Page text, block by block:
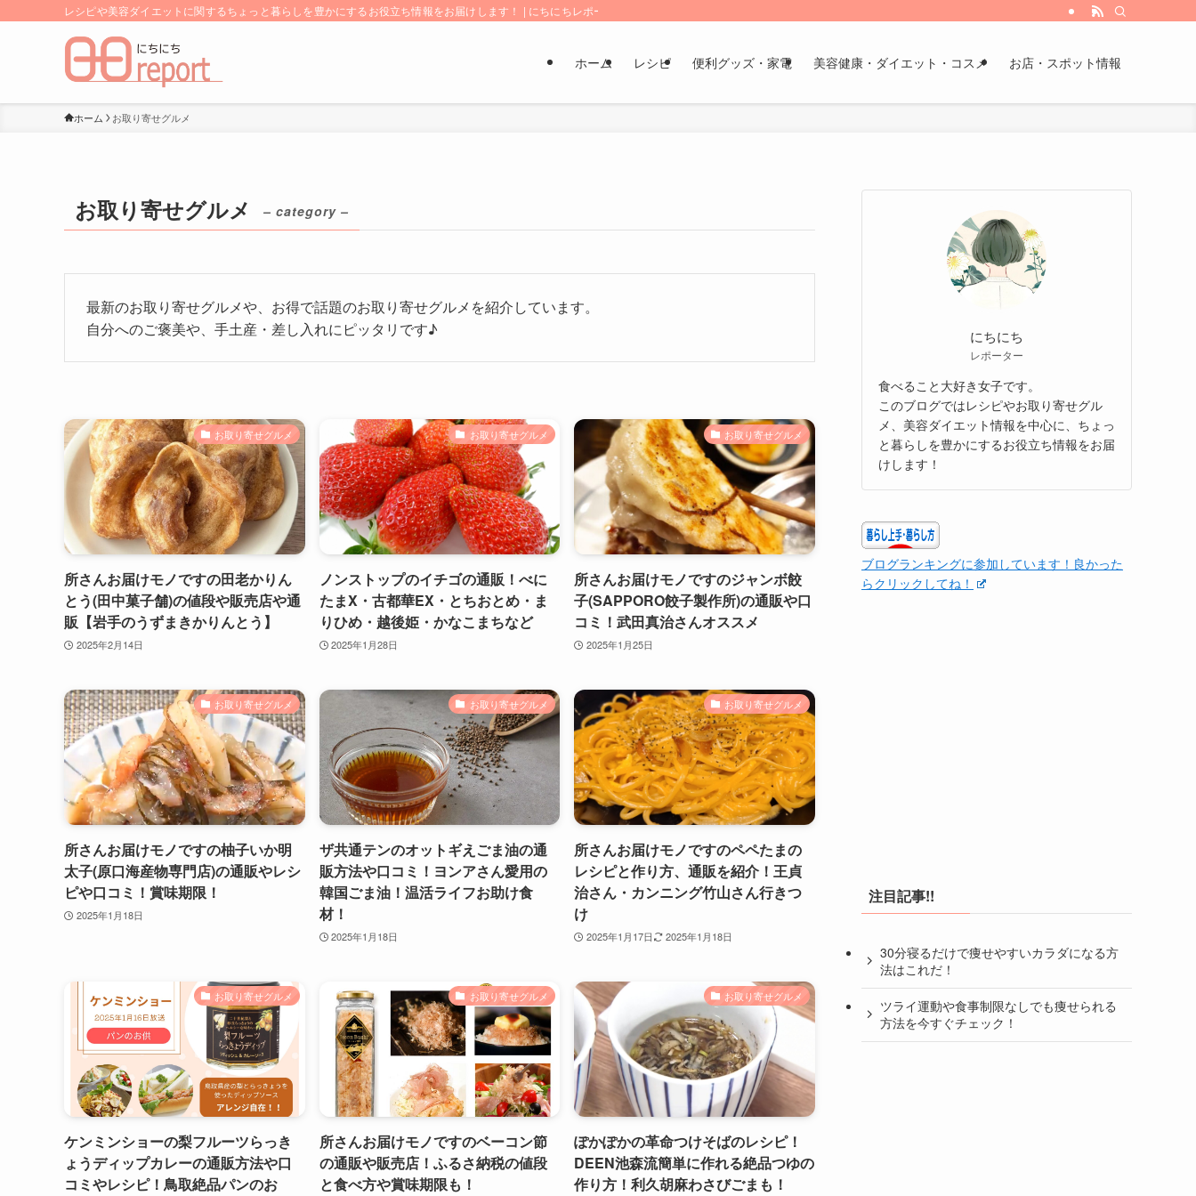
レシピや美容ダイエットに関するちょっと暮らしを豊かにするお役立ち情報をお届けします！ | にちにちレポート
ホーム レシピ 便利グッズ・家電 美容健康・ダイエット・コスメ お店・スポット情報
ホーム お取り寄せグルメ
お取り寄せグルメ – category –
最新のお取り寄せグルメや、お得で話題のお取り寄せグルメを紹介しています。
自分へのご褒美や、手土産・差し入れにピッタリです♪
お取り寄せグルメ
所さんお届けモノですの田老かりん
とう(田中菓子舗)の値段や販売店や通
販【岩手のうずまきかりんとう】
2025年2月14日
お取り寄せグルメ
ノンストップのイチゴの通販！べに
たまX・古都華EX・とちおとめ・ま
りひめ・越後姫・かなこまちなど
2025年1月28日
お取り寄せグルメ
所さんお届けモノですのジャンボ餃
子(SAPPORO餃子製作所)の通販や口
コミ！武田真治さんオススメ
2025年1月25日
お取り寄せグルメ
所さんお届けモノですの柚子いか明
太子(原口海産物専門店)の通販やレシ
ピや口コミ！賞味期限！
2025年1月18日
お取り寄せグルメ
ザ共通テンのオットギえごま油の通
販方法や口コミ！ヨンアさん愛用の
韓国ごま油！温活ライフお助け食
材！
2025年1月18日
お取り寄せグルメ
所さんお届けモノですのペペたまの
レシピと作り方、通販を紹介！王貞
治さん・カンニング竹山さん行きつ
け
2025年1月17日 2025年1月18日
お取り寄せグルメ
ケンミンショーの梨フルーツらっき
ょうディップカレーの通販方法や口
コミやレシピ！鳥取絶品パンのお
お取り寄せグルメ
所さんお届けモノですのベーコン節
の通販や販売店！ふるさ納税の値段
と食べ方や賞味期限も！
お取り寄せグルメ
ぽかぽかの革命つけそばのレシピ！
DEEN池森流簡単に作れる絶品つゆの
作り方！利久胡麻わさびごまも！
にちにち
レポーター
食べること大好き女子です。
このブログではレシピやお取り寄せグル
メ、美容ダイエット情報を中心に、ちょっ
と暮らしを豊かにするお役立ち情報をお届
けします！
ブログランキングに参加しています！良かった
らクリックしてね！
注目記事!!
30分寝るだけで痩せやすいカラダになる方
法はこれだ！
ツライ運動や食事制限なしでも痩せられる
方法を今すぐチェック！